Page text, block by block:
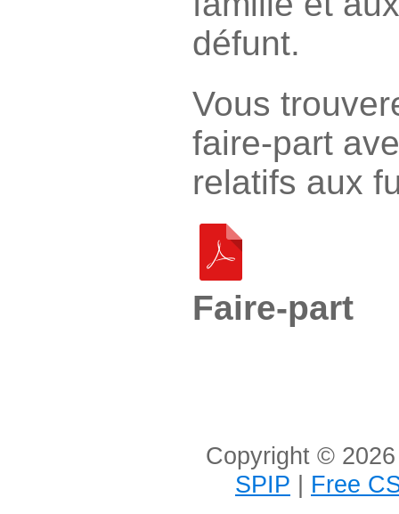
défunt.
Vous
faire-part
relatifs aux
Faire-part
Copyright ©
SPIP | Free